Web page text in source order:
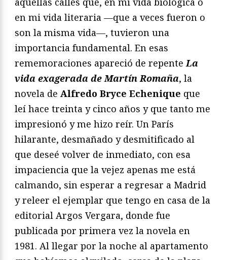
en mi vida literaria —que a veces fueron o
son la misma vida—, tuvieron una
importancia fundamental. En esas
rememoraciones apareció de repenteLa
vida exagerada de Martín Romaña, la
novela de Alfredo Bryce Echenique que
leí hace treinta y cinco años y que tanto me
impresionó y me hizo reír. Un París
hilarante, desmañado y desmitificado al
que deseé volver de inmediato, con esa
impaciencia que la vejez apenas me está
calmando, sin esperar a regresar a Madrid
y releer el ejemplar que tengo en casa de la
editorial Argos Vergara, donde fue
publicada por primera vez la novela en
1981. Al llegar por la noche al apartamento